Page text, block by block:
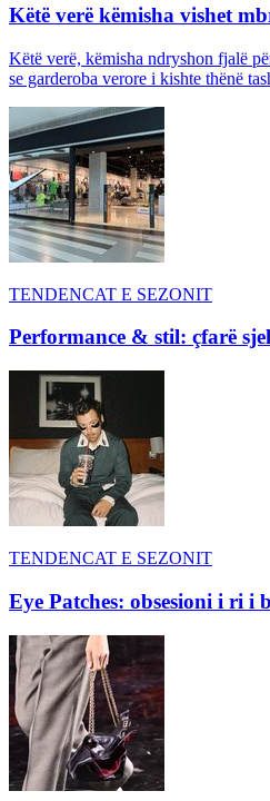
Këtë verë këmisha vishet
Këtë verë, këmisha ndryshon fjalë
se garderoba verore i kishte thënë
TENDENCAT E SEZONIT
Performance & stil: çfarë
TENDENCAT E SEZONIT
Eye Patches: obsesioni i ri i